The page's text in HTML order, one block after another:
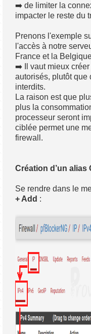
➡️ de limiter la
impacter le reste du
Prenons l'exemple
l'accès à notre
France et la
➡️ Il vaut mieux
autorisés, plutôt que
interdits.
La raison est que
plus la
processeur seront
ciblée permet une
firewall.
Création d’un alias
Se rendre dans le
+ Add :